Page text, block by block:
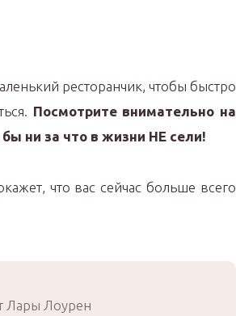
ресторанчик, чтобы быстро
Посмотрите внимательно на
ни за что в жизни НЕ сели!
что вас сейчас больше всего
Лары Лоурен